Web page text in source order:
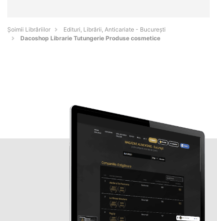
Șoimii Librăriilor
Edituri, Librării, Anticariate - Bucureşti
Dacoshop Librarie Tutungerie Produse cosmetice